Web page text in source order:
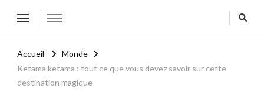
Accueil
Monde
Ketama ketama : tout ce que vous devez savoir sur cette
destination magique